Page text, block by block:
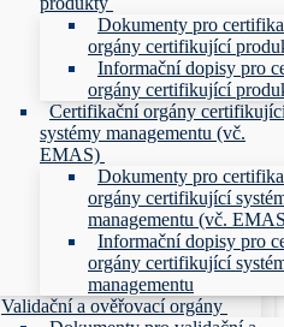
Dokumenty pro
orgány certifikující
Informační dopisy pro
orgány certifikující
Certifikační orgány
systémy managementu (vč.
EMAS)
Dokumenty pro
orgány certifikující
managementu (vč.
Informační dopisy pro
orgány certifikující
managementu
Validační a ověřovací orgány